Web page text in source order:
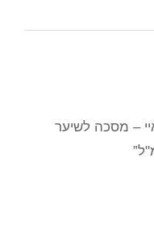
– מסכה לשיער